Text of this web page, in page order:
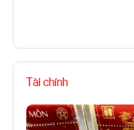
Tài chính